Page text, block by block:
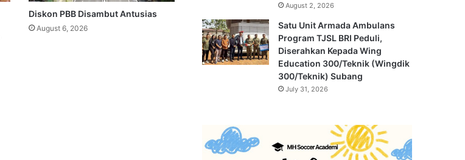
Diskon PBB Disambut Antusias
August 6, 2026
August 2, 2026
Satu Unit Armada Ambulans
Program TJSL BRI Peduli,
Diserahkan Kepada Wing
Education 300/Teknik (Wingdik
300/Teknik) Subang
July 31, 2026